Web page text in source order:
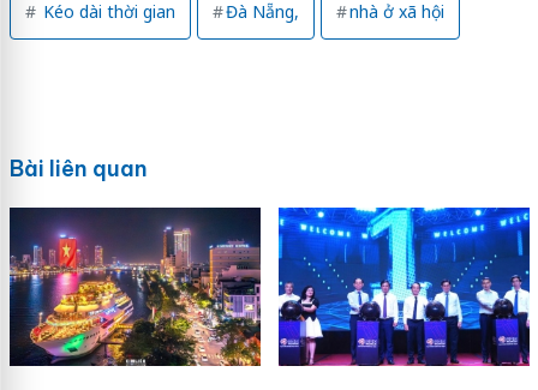
Kéo dài thời gian Đà Nẵng, nhà ở xã hội
Bài liên quan